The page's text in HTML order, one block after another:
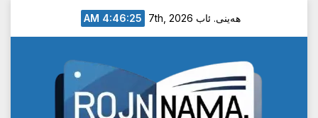
هەینی. ئاب 7th, 2026 4:46:25 AM